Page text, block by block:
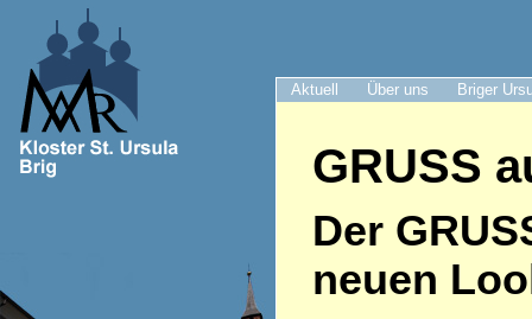
Aktuell Über uns Briger
GRUSS
Der
neuen